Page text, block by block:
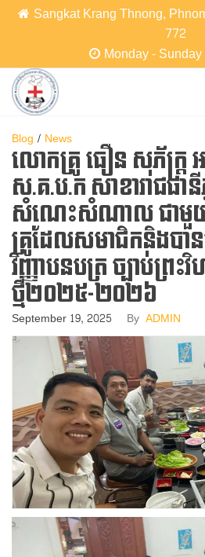
Skip
content
Sangkat Krang Thnong,
772
Monday -
CCPC
Blog News
លោកគ្រូ​ ធឿន​​ សុភ័ក្ដ្រ​
ស.គ.ប.ក​ សាខារាជធា
សំណេះសំណាល​ ជាមួយ
គ្រូដែលសមាជិក​និងបា
វិញ្ញាបនបត្រ​ ច្បាប់ព្រះវិ
ថ្មី២០២៥-២០២៦
September 19, 2025 By ADMIN